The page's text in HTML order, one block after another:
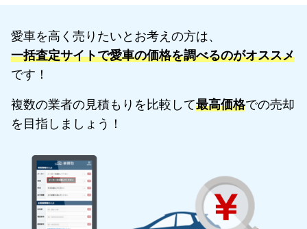
愛車を高く売りたいとお考えの方は、
一括査定サイトで愛車の価格を調べるのがオススメ
です！
複数の業者の見積もりを比較して最高価格での売却
を目指しましょう！